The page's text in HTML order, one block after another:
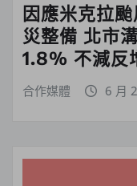
因應米克拉
災整備 北市
1.8% 不減反
合作媒體 6 月